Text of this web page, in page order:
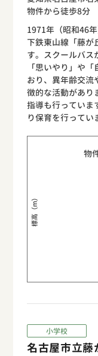
物件から徒歩8分
1971年（昭和46
下鉄東山線「藤が
す。スクールバス
「思いやり」や
おり、異年齢交流
徴的な活動があり
指導も行っていま
り保育を行ってい
物
標高（m）
小学校
名古屋市立藤